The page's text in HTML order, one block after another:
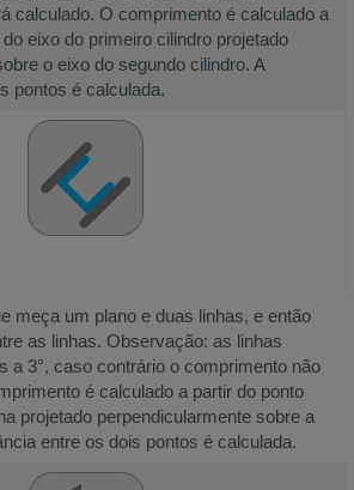
calculado. O comprimento é calculado a
eixo do primeiro cilindro projetado
o eixo do segundo cilindro. A
pontos é calculada.
meça um plano e duas linhas, e então
as linhas. Observação: as linhas
a 3°, caso contrário o comprimento não
é calculado a partir do ponto
projetado perpendicularmente sobre a
entre os dois pontos é calculada.